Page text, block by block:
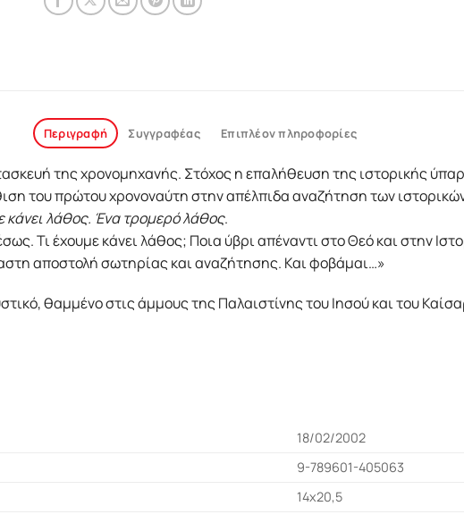
Περιγραφή Συγγραφέας Επιπλέον πληροφορίες
της χρονομηχανής. Στόχος η επαλήθευση της ιστορικής
του πρώτου χρονοναύτη στην απέλπιδα αναζήτηση των
κάνει λάθος. Ένα τρομερό λάθος.
Τι έχουμε κάνει λάθος; Ποια ύβρι απέναντι στο Θεό και στην
αποστολή σωτηρίας και αναζήτησης. Και φοβάμαι…»
θαμμένο στις άμμους της Παλαιστίνης του Ιησού και του
18/02/2002
9-789601-405063
14x20,5